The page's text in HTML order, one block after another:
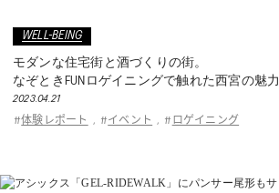
WELL-BEING
モダンな住宅街と酒づくりの街。
なぞときFUNロゲイニングで触れた西宮の魅力
2023.04.21
#体験レポート , # イベント , # ロゲイニング